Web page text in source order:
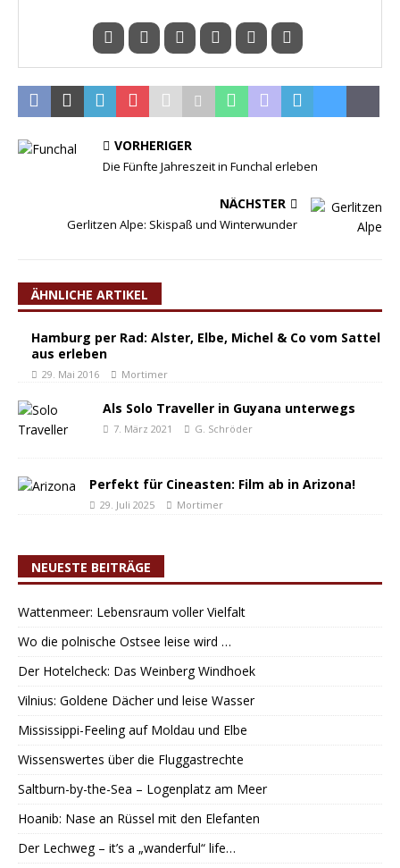
VORHERIGER
Die Fünfte Jahreszeit in Funchal erleben
NÄCHSTER
Gerlitzen Alpe: Skispaß und Winterwunder
ÄHNLICHE ARTIKEL
Hamburg per Rad: Alster, Elbe, Michel & Co vom Sattel
aus erleben
29. Mai 2016 Mortimer
Als Solo Traveller in Guyana unterwegs
7. März 2021 G. Schröder
Perfekt für Cineasten: Film ab in Arizona!
29. Juli 2025 Mortimer
NEUESTE BEITRÄGE
Wattenmeer: Lebensraum voller Vielfalt
Wo die polnische Ostsee leise wird …
Der Hotelcheck: Das Weinberg Windhoek
Vilnius: Goldene Dächer und leise Wasser
Mississippi-Feeling auf Moldau und Elbe
Wissenswertes über die Fluggastrechte
Saltburn-by-the-Sea – Logenplatz am Meer
Hoanib: Nase an Rüssel mit den Elefanten
Der Lechweg – it’s a „wanderful“ life…